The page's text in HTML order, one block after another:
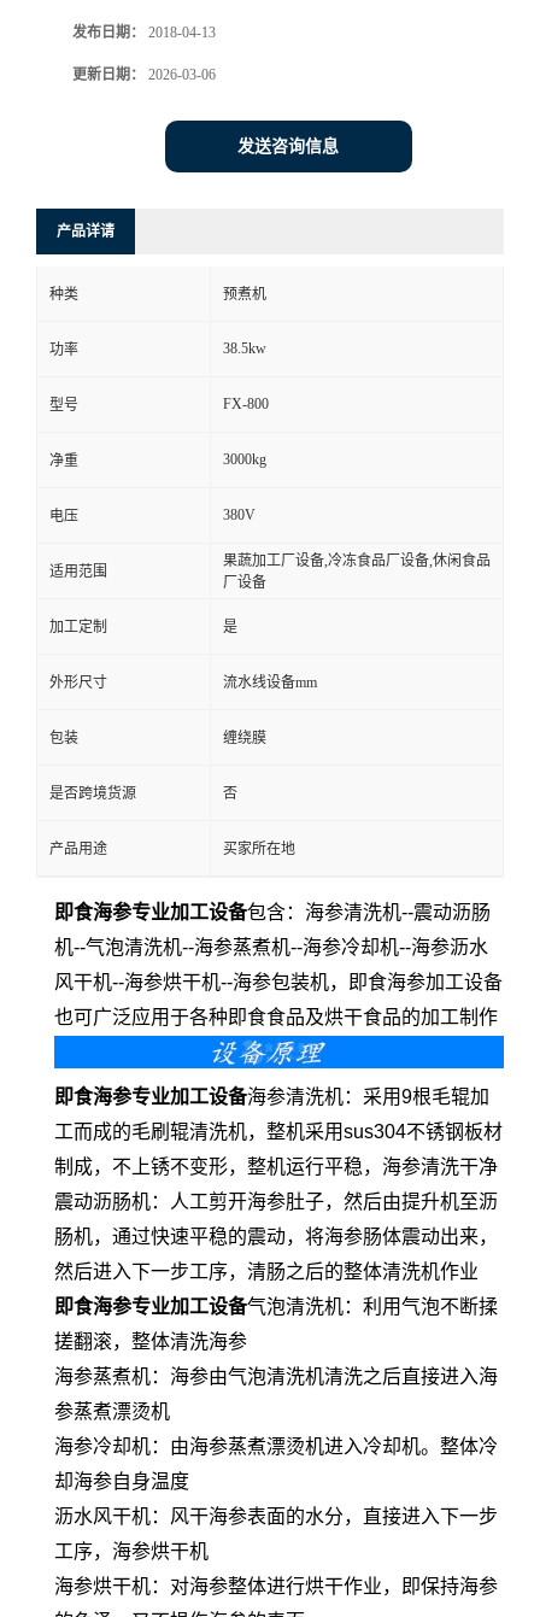
发布日期： 2018-04-13
更新日期： 2026-03-06
发送咨询信息
产品详请
种类 预煮机
功率 38.5kw
型号 FX-800
净重 3000kg
电压 380V
适用范围
果蔬加工厂设备,冷冻食品厂设备,休闲食品
厂设备
加工定制 是
外形尺寸 流水线设备mm
包装 缠绕膜
是否跨境货源 否
产品用途 买家所在地
即食海参专业加工设备包含：海参清洗机--震动沥肠
机--气泡清洗机--海参蒸煮机--海参冷却机--海参沥水
风干机--海参烘干机--海参包装机，即食海参加工设备
也可广泛应用于各种即食食品及烘干食品的加工制作
即食海参专业加工设备海参清洗机：采用9根毛辊加
工而成的毛刷辊清洗机，整机采用sus304不锈钢板材
制成，不上锈不变形，整机运行平稳，海参清洗干净
震动沥肠机：人工剪开海参肚子，然后由提升机至沥
肠机，通过快速平稳的震动，将海参肠体震动出来，
然后进入下一步工序，清肠之后的整体清洗机作业
即食海参专业加工设备气泡清洗机：利用气泡不断揉
搓翻滚，整体清洗海参
海参蒸煮机：海参由气泡清洗机清洗之后直接进入海
参蒸煮漂烫机
海参冷却机：由海参蒸煮漂烫机进入冷却机。整体冷
却海参自身温度
沥水风干机：风干海参表面的水分，直接进入下一步
工序，海参烘干机
海参烘干机：对海参整体进行烘干作业，即保持海参